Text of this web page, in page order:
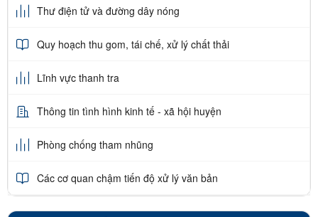
Thư điện tử và đường dây nóng
Quy hoạch thu gom, tái chế, xử lý chất thải
Lĩnh vực thanh tra
Thông tin tình hình kinh tế - xã hội huyện
Phòng chống tham nhũng
Các cơ quan chậm tiến độ xử lý văn bản